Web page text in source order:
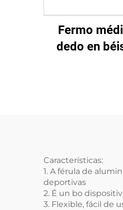
Fermo
dedo en
Características:
1. A férula de
deportivas
2. É un bo
3. Flexible, fácil de